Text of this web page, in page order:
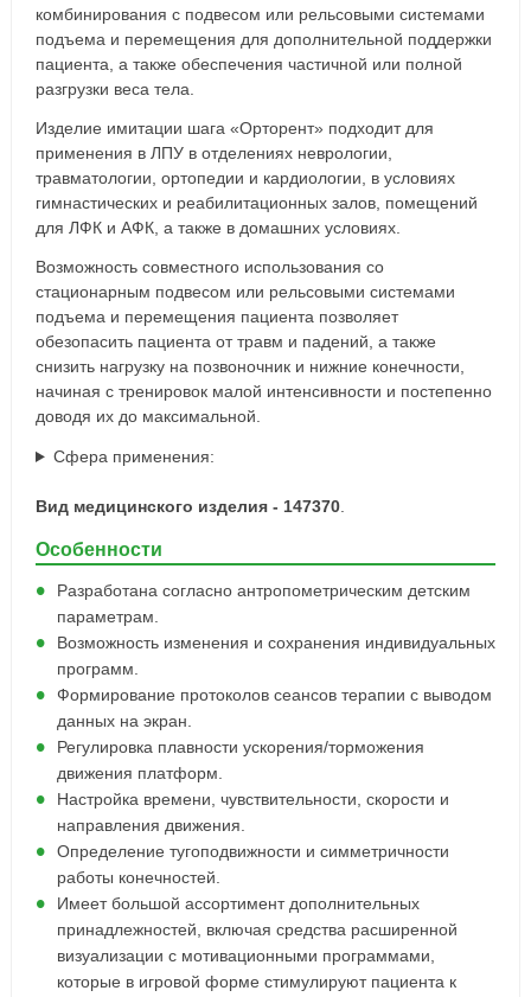
комбинирования с подвесом или рельсовыми системами
подъема и перемещения для дополнительной поддержки
пациента, а также обеспечения частичной или полной
разгрузки веса тела.
Изделие имитации шага «Орторент» подходит для
применения в ЛПУ в отделениях неврологии,
травматологии, ортопедии и кардиологии, в условиях
гимнастических и реабилитационных залов, помещений
для ЛФК и АФК, а также в домашних условиях.
Возможность совместного использования со
стационарным подвесом или рельсовыми системами
подъема и перемещения пациента позволяет
обезопасить пациента от травм и падений, а также
снизить нагрузку на позвоночник и нижние конечности,
начиная с тренировок малой интенсивности и постепенно
доводя их до максимальной.
Сфера применения:
Вид медицинского изделия - 147370.
Особенности
Разработана согласно антропометрическим детским
параметрам.
Возможность изменения и сохранения индивидуальных
программ.
Формирование протоколов сеансов терапии с выводом
данных на экран.
Регулировка плавности ускорения/торможения
движения платформ.
Настройка времени, чувствительности, скорости и
направления движения.
Определение тугоподвижности и симметричности
работы конечностей.
Имеет большой ассортимент дополнительных
принадлежностей, включая средства расширенной
визуализации с мотивационными программами,
которые в игровой форме стимулируют пациента к